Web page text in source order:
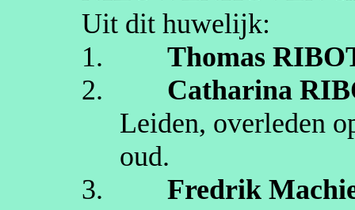
Uit dit huwelijk:
1.
Thomas
2.
Catharina
Leiden, overleden
oud.
3.
Fredrik